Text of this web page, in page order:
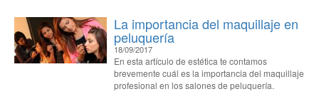
La importancia del maquillaje en
peluquería
18/09/2017
En esta artículo de estética te contamos
brevemente cuál es la importancia del maquillaje
profesional en los salones de peluquería.